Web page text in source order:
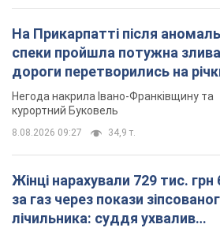
На Прикарпатті після
спеки пройшла потужна
дороги перетворились на
Відео
Негода накрила Івано-Франківщину та
курортний Буковель
8.08.2026 09:27 34,9 т.
Жінці нарахували 729 тис. грн
за газ через покази
лічильника: суддя ухвалив